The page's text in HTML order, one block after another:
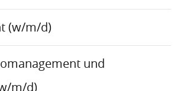
(w/m/d)
und
m/d)